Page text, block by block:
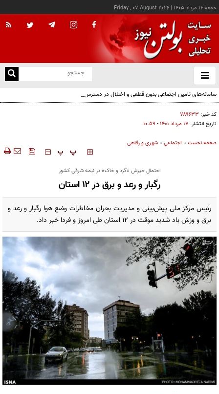
جمعه ۱۶ مرداد ۱۴۰۵ |
Friday , 07 August 2026
باز
و
سامانه‌های تامین اجتماعی بدون قطعی و اختلال در دسترس است
کد خبر: ۷۸۹۶۳۳
تاریخ انتشار: ۱۷ مرداد ۱۴۰۱ - ۱۰:۵۹
صفحه نخست » اجتماعی »شهری و رفاهی
‍‍‍ پ پ
احتمال خیزش «گرد و خاک» در نیمه شرقی کشور
رگبار و رعد و برق در ۱۲ استان
رئیس مرکز ملی پیش‌بینی و مدیریت بحران مخاطرات وضع هوا رگبار و رعد و
برق و وزش باد شدید موقت در ۱۲ استان طی امروز و فردا خبر داد.